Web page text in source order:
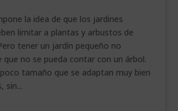
la idea de que los jardines
limitar a plantas y arbustos de
tener un jardín pequeño no
que no se pueda contar con un árbol.
tamaño que se adaptan muy bien
sin...